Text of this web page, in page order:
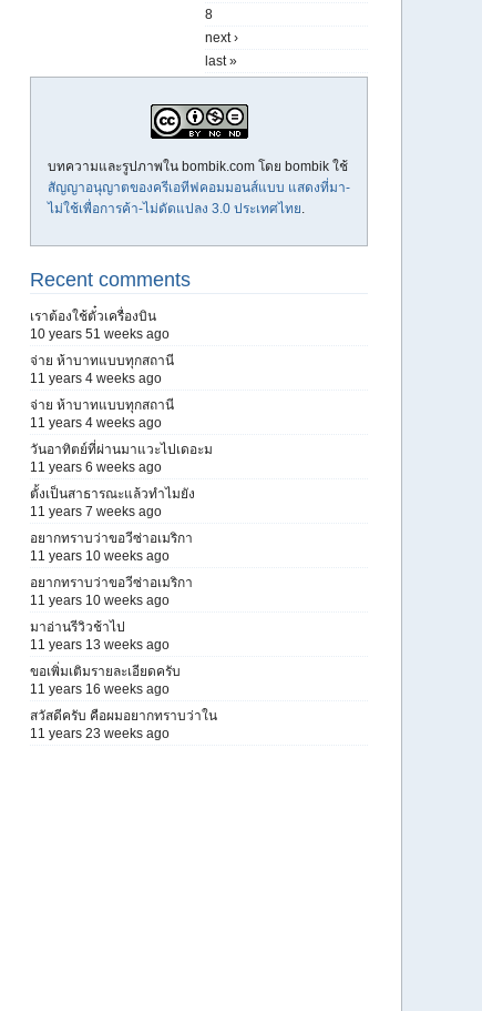
8
next ›
last »
บทความและรูปภาพใน bombik.com โดย bombik ใช้
สัญญาอนุญาตของครีเอทีฟคอมมอนส์แบบ แสดงที่มา-
ไม่ใช้เพื่อการค้า-ไม่ดัดแปลง 3.0 ประเทศไทย.
Recent comments
เราต้องใช้ตั๋วเครื่องบิน
10 years 51 weeks ago
จ่าย ห้าบาทแบบทุกสถานี
11 years 4 weeks ago
จ่าย ห้าบาทแบบทุกสถานี
11 years 4 weeks ago
วันอาทิตย์ที่ผ่านมาแวะไปเดอะม
11 years 6 weeks ago
ตั้งเป็นสาธารณะแล้วทำไมยัง
11 years 7 weeks ago
อยากทราบว่าขอวีซ่าอเมริกา
11 years 10 weeks ago
อยากทราบว่าขอวีซ่าอเมริกา
11 years 10 weeks ago
มาอ่านรีวิวช้าไป
11 years 13 weeks ago
ขอเพิ่มเติมรายละเอียดครับ
11 years 16 weeks ago
สวัสดีครับ คือผมอยากทราบว่าใน
11 years 23 weeks ago